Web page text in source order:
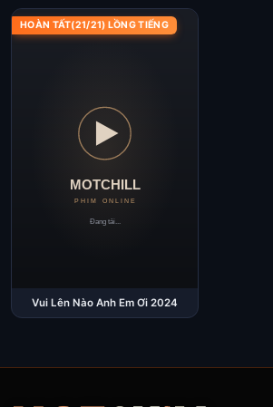
HOÀN TẤT(21/21) LỒNG TIẾNG
Vui Lên Nào Anh Em Ơi 2024